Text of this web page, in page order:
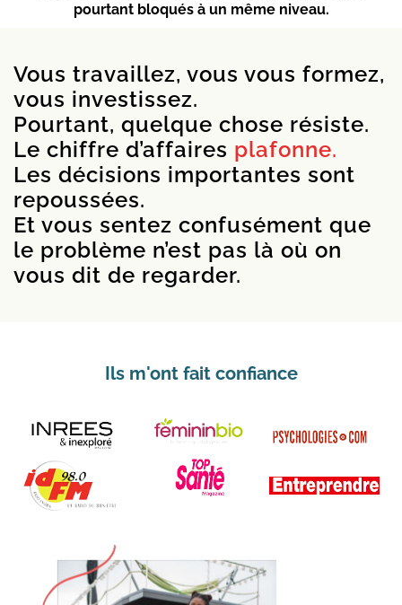
pourtant bloqués à un même niveau.
Vous travaillez, vous vous formez,
vous investissez.
Pourtant, quelque chose résiste.
Le chiffre d’affaires plafonne.
Les décisions importantes sont
repoussées.
Et vous sentez confusément que
le problème n’est pas là où on
vous dit de regarder.
Ils m'ont fait confiance